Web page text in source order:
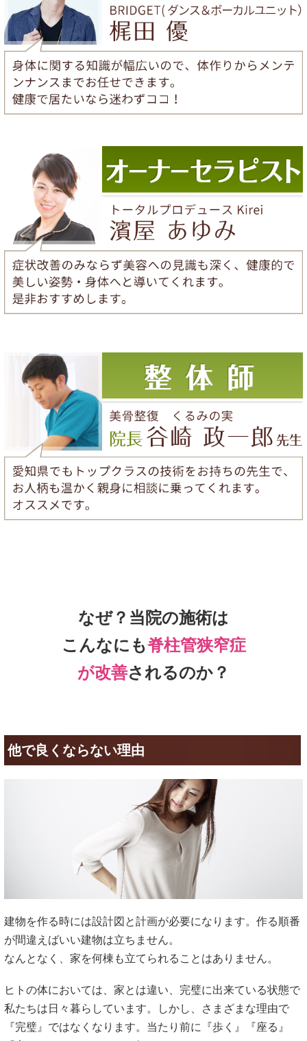
なぜ？当院の施術は
こんなにも脊柱管狭窄症
が改善されるのか？
他で良くならない理由
建物を作る時には設計図と計画が必要になります。作る順番
が間違えばいい建物は立ちません。
なんとなく、家を何棟も立てられることはありません。
ヒトの体においては、家とは違い、完璧に出来ている状態で
私たちは日々暮らしています。しかし、さまざまな理由で
『完璧』ではなくなります。当たり前に『歩く』『座る』